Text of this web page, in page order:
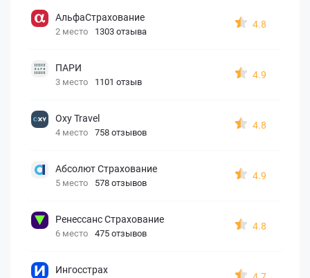
АльфаСтрахование
2 место 1303 отзыва
4.8
ПАРИ
3 место 1101 отзыв
4.9
Oxy Travel
4 место 758 отзывов
4.8
Абсолют Страхование
5 место 578 отзывов
4.9
Ренессанс Страхование
6 место 475 отзывов
4.8
Ингосстрах